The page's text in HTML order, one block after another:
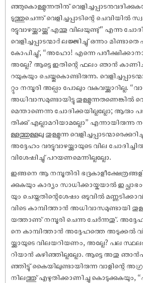
ഞ്ഞുകൊള്ളുന്നതിനു്
ടുത്തുചെന്നു് വെളിച്ചപ്പാടിന്റെ ചെവിയിൽ
രട്ടുവാഴയ്ക്കായ്ക്കു് എന്തു വിലയുണ്ടു്” എന്നു
വെളിച്ചപ്പാടന്മാർ ലജ്ജിച്ചു് ഒന്നും
കോപിച്ചു്, “അഹോ! എന്നെ
അല്ലേ? ആട്ടെ ഇതിന്റെ ഫലം ഞാൻ
റയുകയും ചെയ്തുകൊണ്ടിരുന്നു.
റ്റും നമ്പൂരി അല്പം പോലും വകവയ്ക്കാറില്ല.
അധിവാസമുണ്ടായിട്ടു തുള്ളുന്നതണെങ്കിൽ
മെന്താണെന്നു ചോദിക്കയില്ലല്ലോ; ആരും
തിക്കു് എല്ലാമറിയാമല്ലോ” എന്നായിരുന്നു
ള്ളത്തുള്ളലു തുള്ളുന്ന
അദ്ദേഹം വരട്ടുവാഴയ്ക്കായുടെ വില
വിശേ‌ഷിച്ചു് പറയണമെന്നില്ലല്ലോ.
ഇങ്ങനെ ആ നമ്പൂതിരി
ക്കുകയും കാര്യം സാധിക്കായ്കയാൽ
യും ചെയ്തതിന്റെശേ‌ഷം ഒടുവിൽ
വിടെ കാമ്പിത്താൻ അധിവാസമുണ്ടായി
യത്താണു് നമ്പൂരി ചെന്നു ചേർന്നതു്.
നെ കാമ്പിത്താൻ അദ്ദേഹത്തെ അടുക്കൽ
യ്ക്കായുടെ വിലയറിയണം, അല്ലേ? പല
റിയാൻ കഴിഞ്ഞില്ലല്ലോ. ആട്ടെ അതു
ഞ്ഞിട്ടു് കൈയിലുണ്ടായിരുന്ന വാളിന്റെ
നിലത്തു് എഴുതിക്കാണിച്ചു കൊടുക്കുകയും,